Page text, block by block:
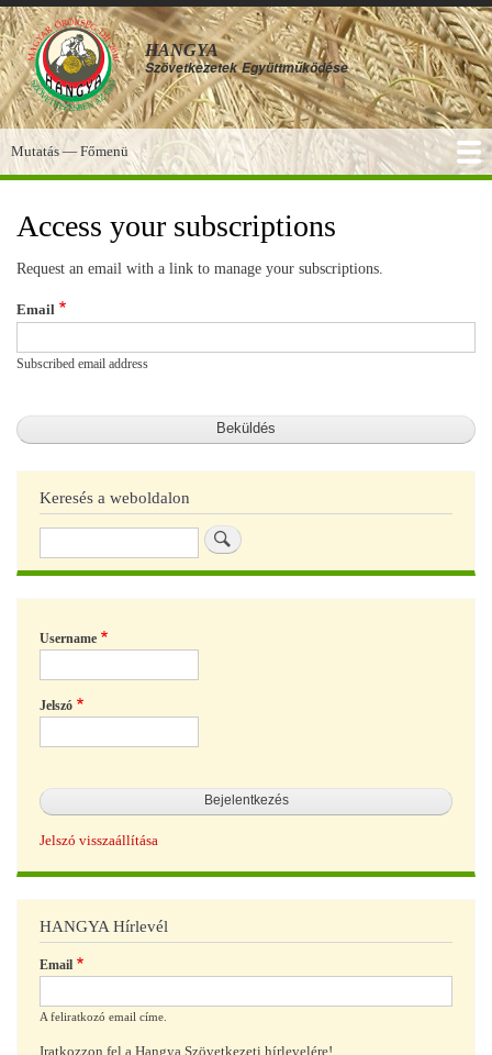
Ugrás
a
tartalomra
HANGYA
Szövetkezetek Együttműködése
Főmenü
Mutatás — Főmenü
Access your subscriptions
Request an email with a link to manage your subscriptions.
Email
Subscribed email address
Keresés a weboldalon
Username
Jelszó
Jelszó visszaállítása
HANGYA Hírlevél
Email
A feliratkozó email címe.
Iratkozzon fel a Hangya Szövetkezeti hírlevelére!